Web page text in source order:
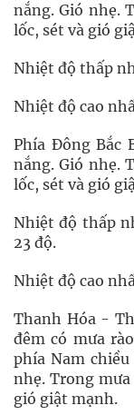
nắng. Gió nhẹ.
lốc, sét và gió
Nhiệt độ thấp
Nhiệt độ cao
Phía Đông Bắc
nắng. Gió nhẹ.
lốc, sét và gió
Nhiệt độ thấp
23 độ.
Nhiệt độ cao
Thanh Hóa -
đêm có mưa
phía Nam
nhẹ. Trong
gió giật mạnh.